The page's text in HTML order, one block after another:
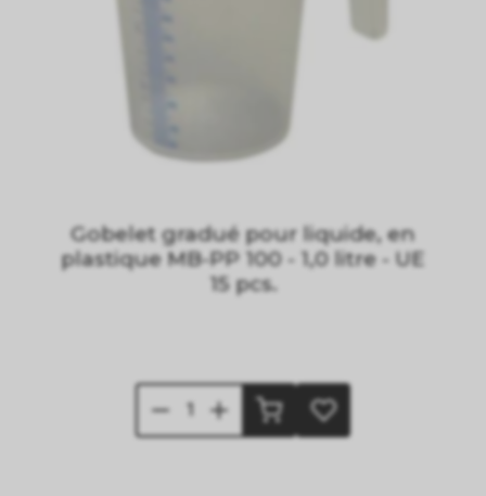
Gobelet gradué pour liquide, en
plastique MB-PP 100 - 1,0 litre - UE
15 pcs.